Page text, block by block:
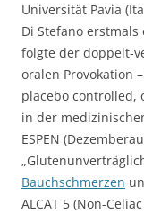
Universität Pavia
Di Stefano
folgte der doppelt-
oralen Provokation
placebo controlled,
in der
ESPEN
Bauchschmerzen
ALCAT 5 (Non-